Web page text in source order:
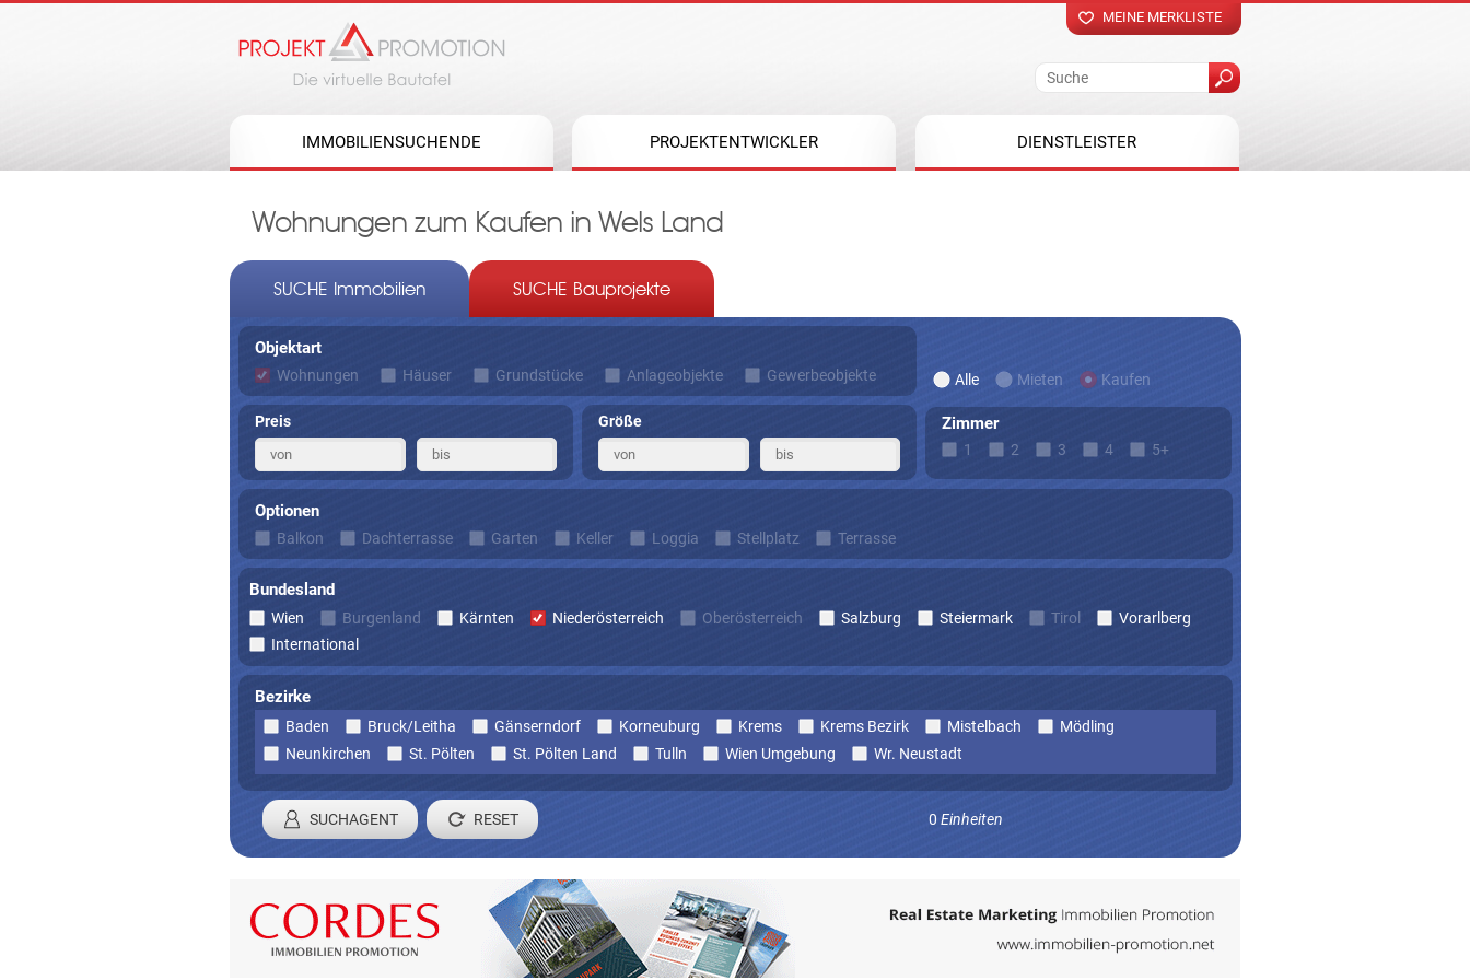
MEINE MERKLISTE
IMMOBILIENSUCHENDE PROJEKTENTWICKLER DIENSTLEISTER
Wohnungen zum Kaufen in Wels Land
SUCHE Immobilien SUCHE Bauprojekte
Objektart
Wohnungen Häuser Grundstücke Anlageobjekte Gewerbeobjekte Alle Mieten Kaufen
Preis Größe Zimmer
1 2 3 4 5+
Optionen
Balkon Dachterrasse Garten Keller Loggia Stellplatz Terrasse
Bundesland
Wien Burgenland Kärnten Niederösterreich Oberösterreich Salzburg Steiermark Tirol
Vorarlberg
International
Bezirke
Baden Bruck/Leitha Gänserndorf Korneuburg Krems Krems Bezirk Mistelbach
Mödling
Neunkirchen
St. Pölten St. Pölten Land Tulln Wien Umgebung Wr. Neustadt
0 Einheiten
SUCHAGENT
Registrieren Sie sich um laufend Angebote die zu Ihren Suchkriterien passen zu erhalten.
E-mail